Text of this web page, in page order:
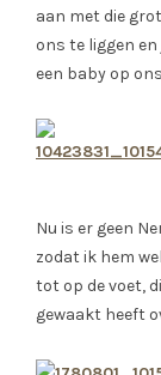
aan met die
ons te liggen en
een baby op
Nu is er geen
zodat ik hem
tot op de voet,
gewaakt heeft